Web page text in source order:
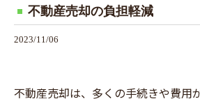
不動産売却の負担軽減
2023/11/06
不動産売却は、多くの手続きや費用